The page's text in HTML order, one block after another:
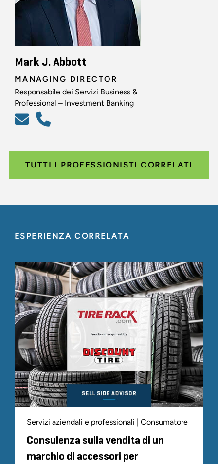
Mark J. Abbott
MANAGING DIRECTOR
Responsabile dei Servizi Business &
Professional – Investment Banking
TUTTI I PROFESSIONISTI CORRELATI
ESPERIENZA CORRELATA
Servizi aziendali e professionali | Consumatore
Consulenza sulla vendita di un
marchio di accessori per